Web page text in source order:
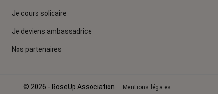
Je cours solidaire
Je deviens ambassadrice
Nos partenaires
© 2026 - RoseUp Association Mentions légales